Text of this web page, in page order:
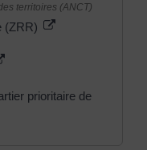
territoires (ANCT)
(ZRR)
prioritaire de